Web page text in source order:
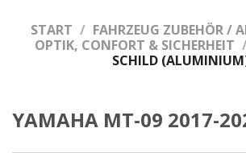
START / FAHRZEUG ZUBEHÖR /
OPTIK, CONFORT & SICHERHEIT
SCHILD
YAMAHA MT-09 2017-